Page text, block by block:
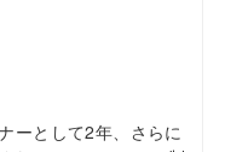
ーとして2年、さらに